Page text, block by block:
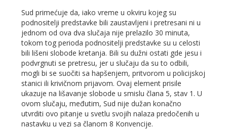
Sud primećuje da, iako vreme u okviru kojeg su
podnositelji predstavke bili zaustavljeni i pretresani ni u
jednom od ova dva slučaja nije prelazilo 30 minuta,
tokom tog perioda podnositelji predstavke su u celosti
bili lišeni slobode kretanja. Bili su dužni ostati gde jesu i
podvrgnuti se pretresu, jer u slučaju da su to odbili,
mogli bi se suočiti sa hapšenjem, pritvorom u policijskoj
stanici ili krivičnom prijavom. Ovaj element prisile
ukazuje na lišavanje slobode u smislu člana 5, stav 1. U
ovom slučaju, međutim, Sud nije dužan konačno
utvrditi ovo pitanje u svetlu svojih nalaza predočenih u
nastavku u vezi sa članom 8 Konvencije.